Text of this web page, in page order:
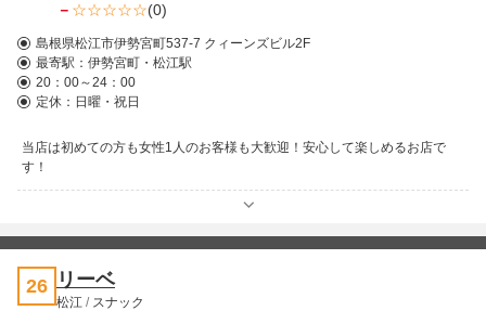
－ (0)
島根県松江市伊勢宮町537-7 クィーンズビル2F
最寄駅： 伊勢宮町・松江駅
20：00～24：00
定休：日曜・祝日
当店は初めての方も女性1人のお客様も大歓迎！安心して楽しめるお店で
す！
26 リーベ
松江 / スナック